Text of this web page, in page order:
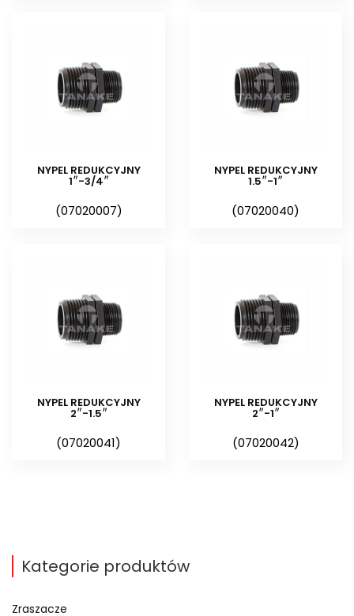
NYPEL REDUKCYJNY
1″-3/4″
(07020007)
NYPEL REDUKCYJNY
1.5″-1″
(07020040)
NYPEL REDUKCYJNY
2″-1.5″
(07020041)
NYPEL REDUKCYJNY
2″-1″
(07020042)
Kategorie produktów
Zraszacze